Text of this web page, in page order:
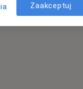
Zaakceptuj